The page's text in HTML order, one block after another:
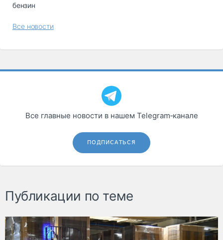
бензин
Все новости
Все главные новости в нашем Telegram‑канале
ПОДПИСАТЬСЯ
Публикации по теме